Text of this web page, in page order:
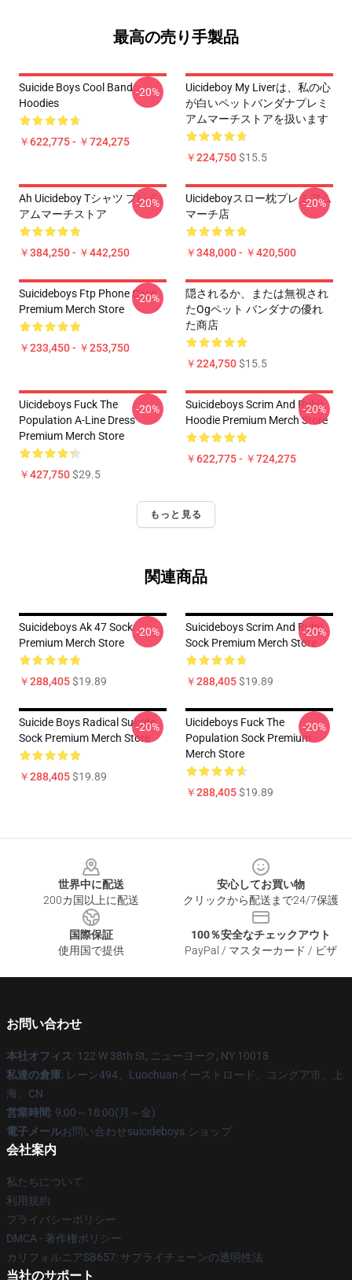
最高の売り手製品
Suicide Boys Cool Band
Hoodies
￥622,775 - ￥724,275
-20%
Uicideboy My Liverは、私の心
が白いペットバンダナプレミ
アムマーチストアを扱います
￥224,750$15.5
Ah Uicideboy Tシャツ プレミ
アムマーチストア
￥384,250 - ￥442,250
-20%
Uicideboyスロー枕プレミアム
マーチ店
￥348,000 - ￥420,500
-20%
Suicideboys Ftp Phone Case
Premium Merch Store
￥233,450 - ￥253,750
-20%
隠されるか、または無視され
たOgペット バンダナの優れ
た商店
￥224,750$15.5
Uicideboys Fuck The
Population A-Line Dress
Premium Merch Store
￥427,750$29.5
-20%
Suicideboys Scrim And Ruby
Hoodie Premium Merch Store
￥622,775 - ￥724,275
-20%
もっと見る
関連商品
Suicideboys Ak 47 Sock
Premium Merch Store
￥288,405$19.89
-20%
Suicideboys Scrim And Ruby
Sock Premium Merch Store
￥288,405$19.89
-20%
Suicide Boys Radical Suicide
Sock Premium Merch Store
￥288,405$19.89
-20%
Uicideboys Fuck The
Population Sock Premium
Merch Store
￥288,405$19.89
-20%
世界中に配送
200カ国以上に配送
安心してお買い物
クリックから配送まで24/7保護
国際保証
使用国で提供
100％安全なチェックアウト
PayPal / マスターカード / ビザ
お問い合わせ
本社オフィス: 122 W 38th St, ニューヨーク, NY 10018
私達の倉庫: レーン494、Luochuanイーストロード、コングア市、上
海、CN
営業時間: 9:00～18:00(月～金)
電子メールお問い合わせsuicideboys.ショップ
会社案内
私たちについて
利用規約
プライバシーポリシー
DMCA - 著作権ポリシー
カリフォルニアSB657: サプライチェーンの透明性法
当社のサポート